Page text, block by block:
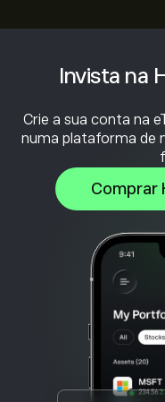
Invista na
Crie a sua conta na
numa plataforma de
Comprar